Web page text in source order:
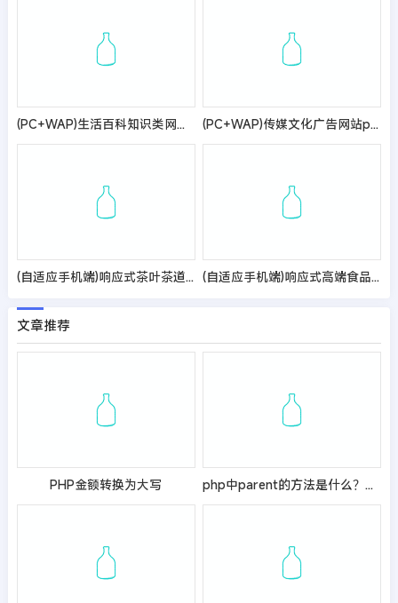
(PC+WAP)生活百科知识类网站模板 文章资讯类网站源码 (PC+WAP)传媒文化广告网站pbootcms模板 大气的影视公司网站源码
(自适应手机端)响应式茶叶茶道pbootcms网站模板 棕色复古茶具网站源码 (自适应手机端)响应式高端食品加工企业网站pbootcms模板 HTML5食品企业网站源码
文章推荐
PHP金额转换为大写 php中parent的方法是什么？是如何使用的？